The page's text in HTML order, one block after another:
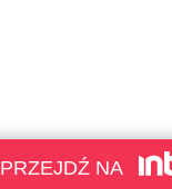
PRZEJDŹ NA